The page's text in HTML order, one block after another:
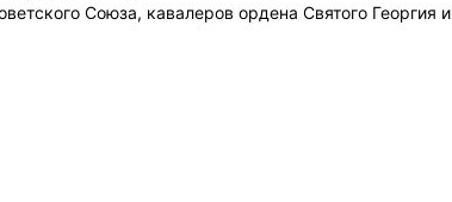
Союза, кавалеров ордена Святого Георгия и